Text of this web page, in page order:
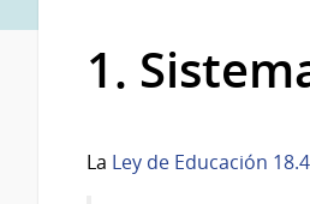
1.
La Ley de Educación